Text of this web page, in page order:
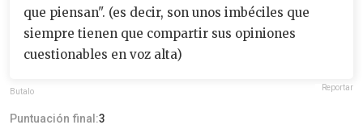
que piensan". (es decir, son unos imbéciles que
siempre tienen que compartir sus opiniones
cuestionables en voz alta)
Butalo Reportar
Puntuación final:3